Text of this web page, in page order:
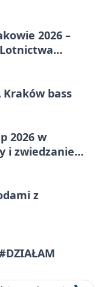
2026 –
Kraków bass
2026 w
i zwiedzanie
z